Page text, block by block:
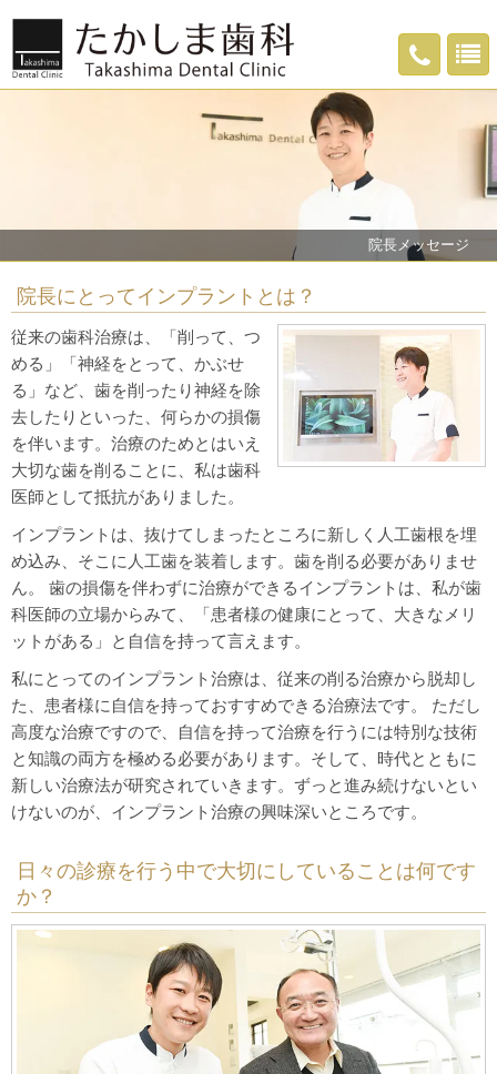
院長メッセージ
院長にとってインプラントとは？
従来の歯科治療は、「削って、つ
める」「神経をとって、かぶせ
る」など、歯を削ったり神経を除
去したりといった、何らかの損傷
を伴います。治療のためとはいえ
大切な歯を削ることに、私は歯科
医師として抵抗がありました。
インプラントは、抜けてしまったところに新しく人工歯根を埋
め込み、そこに人工歯を装着します。歯を削る必要がありませ
ん。 歯の損傷を伴わずに治療ができるインプラントは、私が歯
科医師の立場からみて、「患者様の健康にとって、大きなメリ
ットがある」と自信を持って言えます。
私にとってのインプラント治療は、従来の削る治療から脱却し
た、患者様に自信を持っておすすめできる治療法です。 ただし
高度な治療ですので、自信を持って治療を行うには特別な技術
と知識の両方を極める必要があります。そして、時代とともに
新しい治療法が研究されていきます。ずっと進み続けないとい
けないのが、インプラント治療の興味深いところです。
日々の診療を行う中で大切にしていることは何です
か？